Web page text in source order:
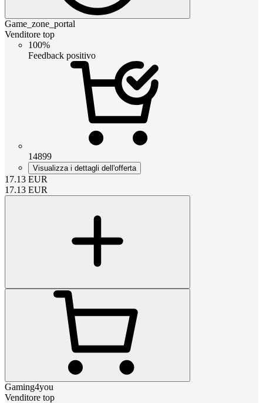
Game_zone_portal
Venditore top
100%
Feedback positivo
14899
Visualizza i dettagli dell'offerta
17.13 EUR
17.13 EUR
Gaming4you
Venditore top